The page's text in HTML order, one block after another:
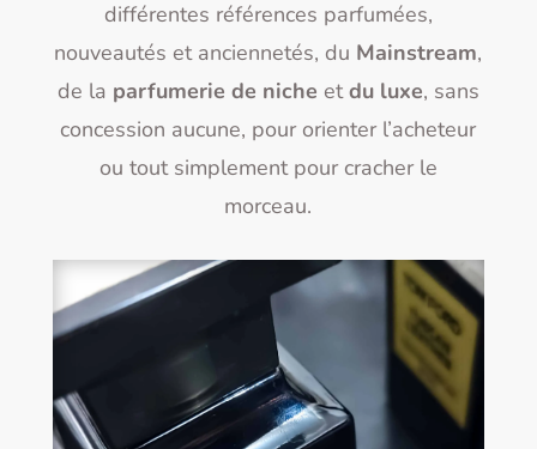
différentes références parfumées,
nouveautés et anciennetés, du Mainstream,
de la parfumerie de niche etdu luxe, sans
concession aucune, pour orienter l’acheteur
ou tout simplement pour cracher le
morceau.